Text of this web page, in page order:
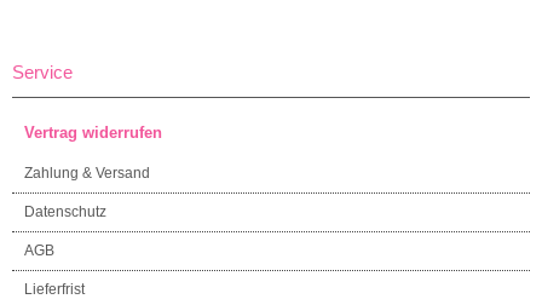
Service
Vertrag widerrufen
Zahlung & Versand
Datenschutz
AGB
Lieferfrist